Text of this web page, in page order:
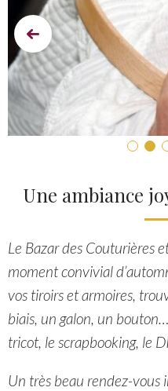
Une ambiance
Le Bazar des Couturières
moment convivial
vos tiroirs et armoires,
biais, un galon, un
tricot, le scrapbooking, le
Un très beau rendez-vous
Prev